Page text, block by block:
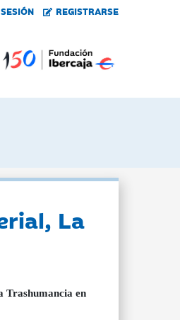
REGISTRARSE
La
Trashumancia en